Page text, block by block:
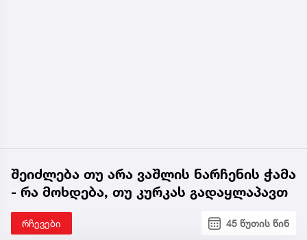
შეიძლება თუ არა ვაშლის ნარჩენის ჭამა
- რა მოხდება, თუ კურკას გადაყლაპავთ
რჩევები 45 წუთის წინ